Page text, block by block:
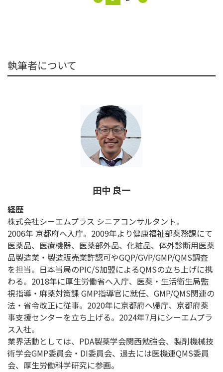
執筆者について
田中 良一
経歴
株式会社シーエムプラス シニアコンサルタント。
2006年 京都府へ入庁。2009年より健康福祉部薬務課にて
医薬品、医療機器、医薬部外品、化粧品、体外診断用医薬
品製造業・製造販売業許認可やGQP/GVP/GMP/QMS調査
を担当。日本当局のPIC/S加盟によるQMSの立ち上げに携
わる。2018年に厚生労働省へ入庁、医薬・生活衛生局監
視指導・麻薬対策課 GMP指導官に就任、GMP/QMS関連の
法・省令改正に従事。2020年に京都府へ帰庁、京都府薬
事支援センターを立ち上げる。2024年7月にシーエムプラ
ス入社。
業界活動としては、PDA製薬学会関西勉強会、製剤機械技
術学会GMP委員会・DI委員会、過去には医機連QMS委員
会、厚生労働科学研究に参画。